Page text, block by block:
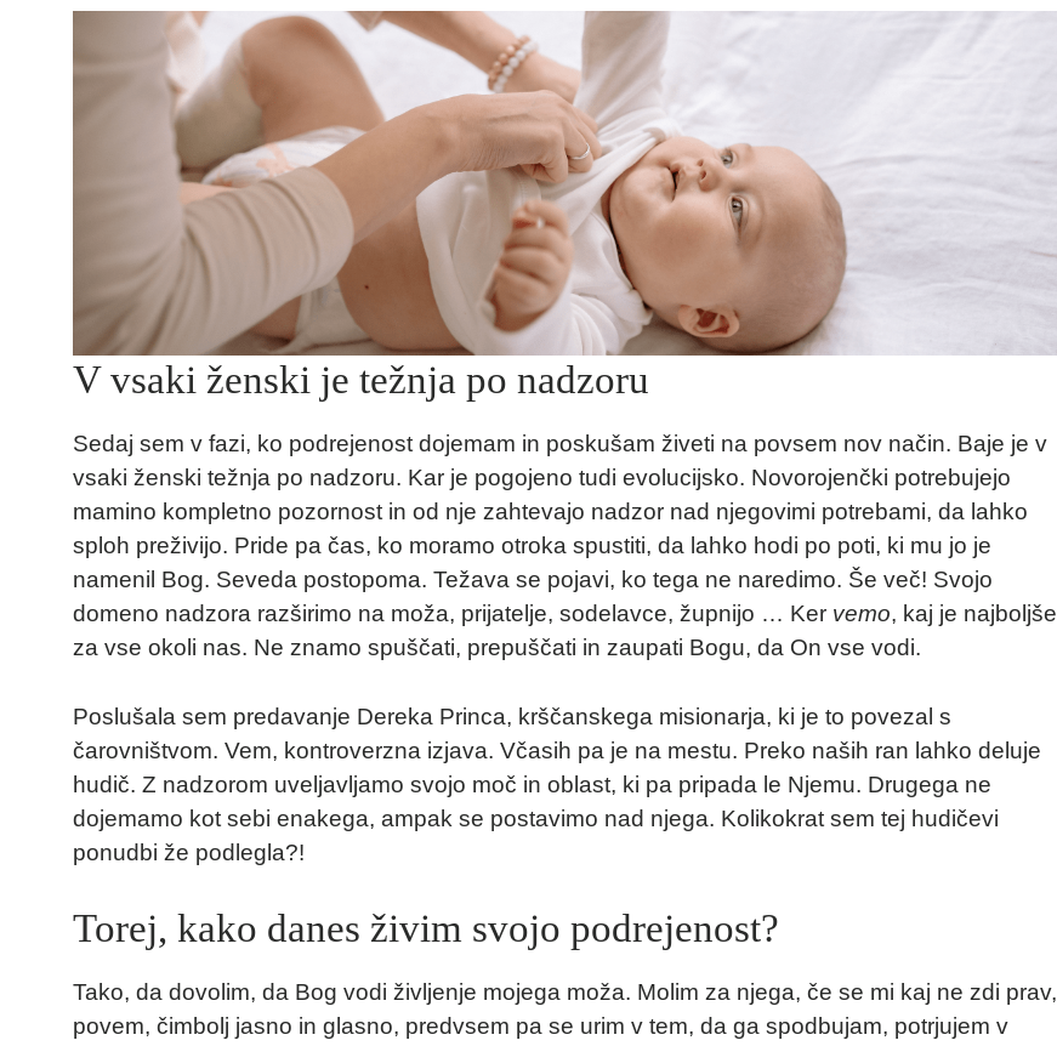
V vsaki ženski je težnja po nadzoru
Sedaj sem v fazi, ko podrejenost dojemam in poskušam živeti na povsem nov način. Baje je v
vsaki ženski težnja po nadzoru. Kar je pogojeno tudi evolucijsko. Novorojenčki potrebujejo
mamino kompletno pozornost in od nje zahtevajo nadzor nad njegovimi potrebami, da lahko
sploh preživijo. Pride pa čas, ko moramo otroka spustiti, da lahko hodi po poti, ki mu jo je
namenil Bog. Seveda postopoma. Težava se pojavi, ko tega ne naredimo. Še več! Svojo
domeno nadzora razširimo na moža, prijatelje, sodelavce, župnijo … Ker vemo, kaj je najboljše
za vse okoli nas. Ne znamo spuščati, prepuščati in zaupati Bogu, da On vse vodi.
Poslušala sem predavanje Dereka Princa, krščanskega misionarja, ki je to povezal s
čarovništvom. Vem, kontroverzna izjava. Včasih pa je na mestu. Preko naših ran lahko deluje
hudič. Z nadzorom uveljavljamo svojo moč in oblast, ki pa pripada le Njemu. Drugega ne
dojemamo kot sebi enakega, ampak se postavimo nad njega. Kolikokrat sem tej hudičevi
ponudbi že podlegla?!
Torej, kako danes živim svojo podrejenost?
Tako, da dovolim, da Bog vodi življenje mojega moža. Molim za njega, če se mi kaj ne zdi prav,
povem, čimbolj jasno in glasno, predvsem pa se urim v tem, da ga spodbujam, potrjujem v